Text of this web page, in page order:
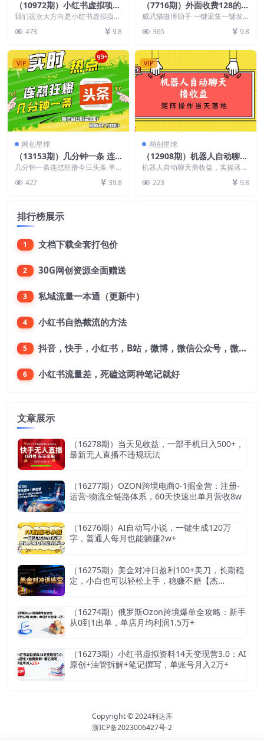
（10972期）小红书虚拟项目
陪跑训练营5期，幼教赛道等
虚拟项目引流变现 (教程+资
料)
我们这次大方向是小红书虚拟项目
教赛道第一期，也算是...
473 9.8
（7716期）外面收费128的威
武猫微博助手，一键采集一键
发布微博今日/大鱼头条
【微…
威武猫微博助手 一键采集一键发
+使用教程】 功能介...
365 9.8
VIP
网创星球
（13153期）几分钟一条 连
怼狂撸今日头条 单作品日收
几分钟一条连怼狂撸今日头条 单
427 39.8
VIP
网创星球
（12908期）机器人自动聊天
撸收益，单机日入500+矩阵
机器人自动聊天撸收益，实操落地
+，节省人工成本，账...
223 9.8
排行榜展示
1 文档下载全套打包价
2 30G网创资源全面赠送
3 私域流量一本通（更新中）
4 小红书自热截流的方法
5 抖音，快手，小红书，B站，微博，微信公众号，微信视频号。每一个平台，都是不一样的机会，对应不一样的赚钱思路
6 小红书流量差，死磕这两种笔记就好
文章展示
（16278期）当天见收益，一部手机日入500+，
最新无人直播不违规玩法
（16277期）OZON跨境电商0-1掘金营：注册-
运营-物流全链路体系，60天快速出单月营收8w
（16276期）AI自动写小说，一键生成120万
字，普通人每月也能躺赚2w+
（16275期）美金对冲日盈利100+美刀，长期稳
定，小白也可以轻松上手，稳赚不赔【杰…
（16274期）俄罗斯Ozon跨境爆单全攻略：新手
从0到1出单，单店月均利润1.5万+
（16273期）小红书虚拟资料14天变现营3.0：AI
原创+油管拆解+笔记撰写，单账号月入2万+
Copyright © 2024利达库
浙ICP备2023006427号-2